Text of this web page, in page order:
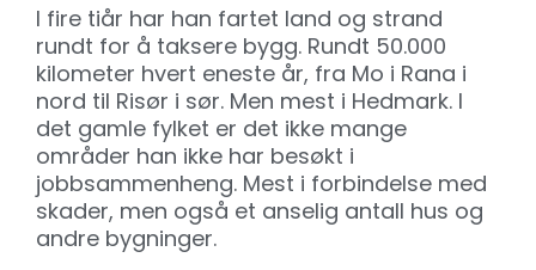
I fire tiår har han fartet land og strand
rundt for å taksere bygg. Rundt 50.000
kilometer hvert eneste år, fra Mo i Rana i
nord til Risør i sør. Men mest i Hedmark. I
det gamle fylket er det ikke mange
områder han ikke har besøkt i
jobbsammenheng. Mest i forbindelse med
skader, men også et anselig antall hus og
andre bygninger.